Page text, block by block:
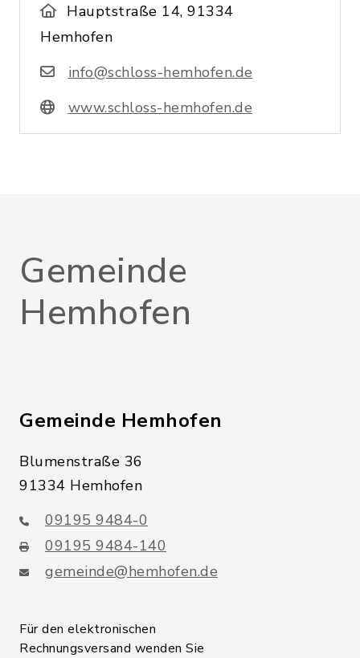
Hauptstraße 14, 91334
Hemhofen
info@schloss-hemhofen.de
www.schloss-hemhofen.de
Gemeinde
Hemhofen
Gemeinde Hemhofen
Blumenstraße 36
91334 Hemhofen
09195 9484-0
09195 9484-140
gemeinde@hemhofen.de
Für den elektronischen
Rechnungsversand wenden Sie